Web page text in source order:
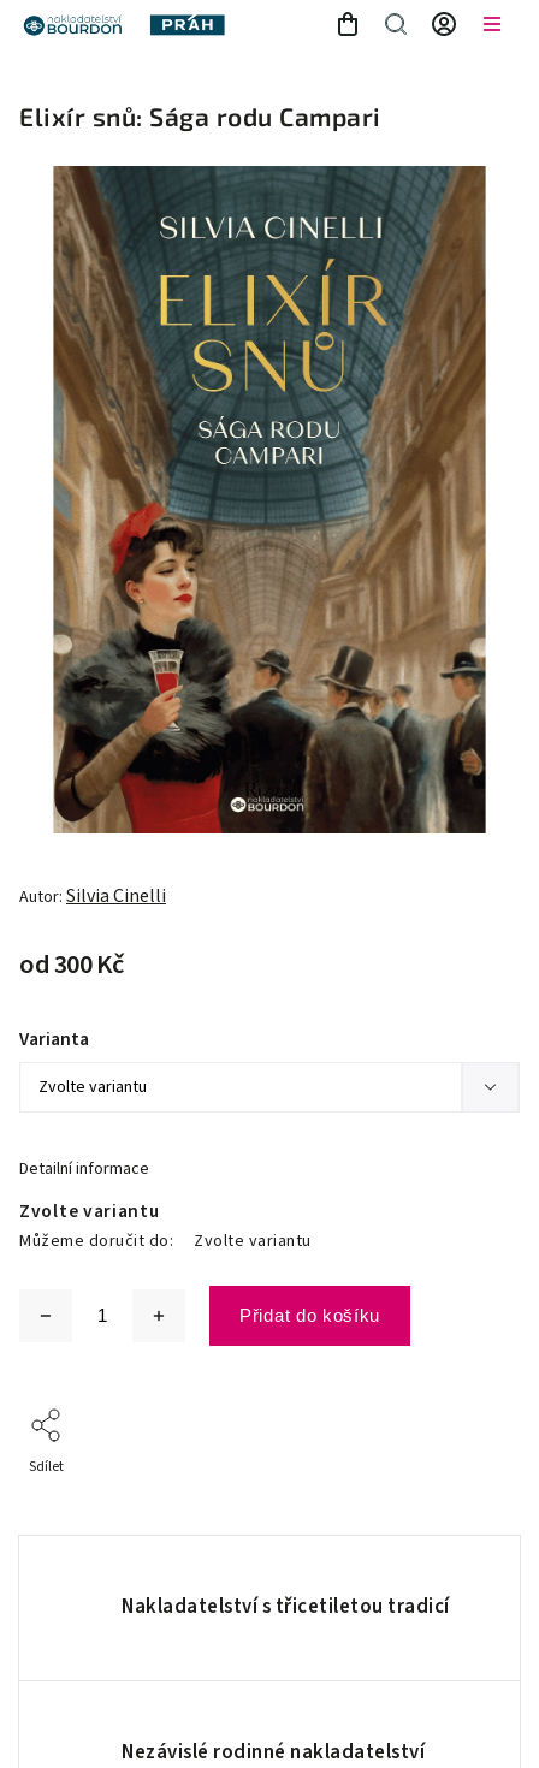
Elixír snů: Sága rodu Campari
Autor: Silvia Cinelli
od300 Kč
Zvolte variantu
Můžeme doručit do: Zvolte variantu
Varianta
Přidat do košíku
Detailní informace
Sdílet
Nakladatelství s třicetiletou tradicí
Nezávislé rodinné nakladatelství